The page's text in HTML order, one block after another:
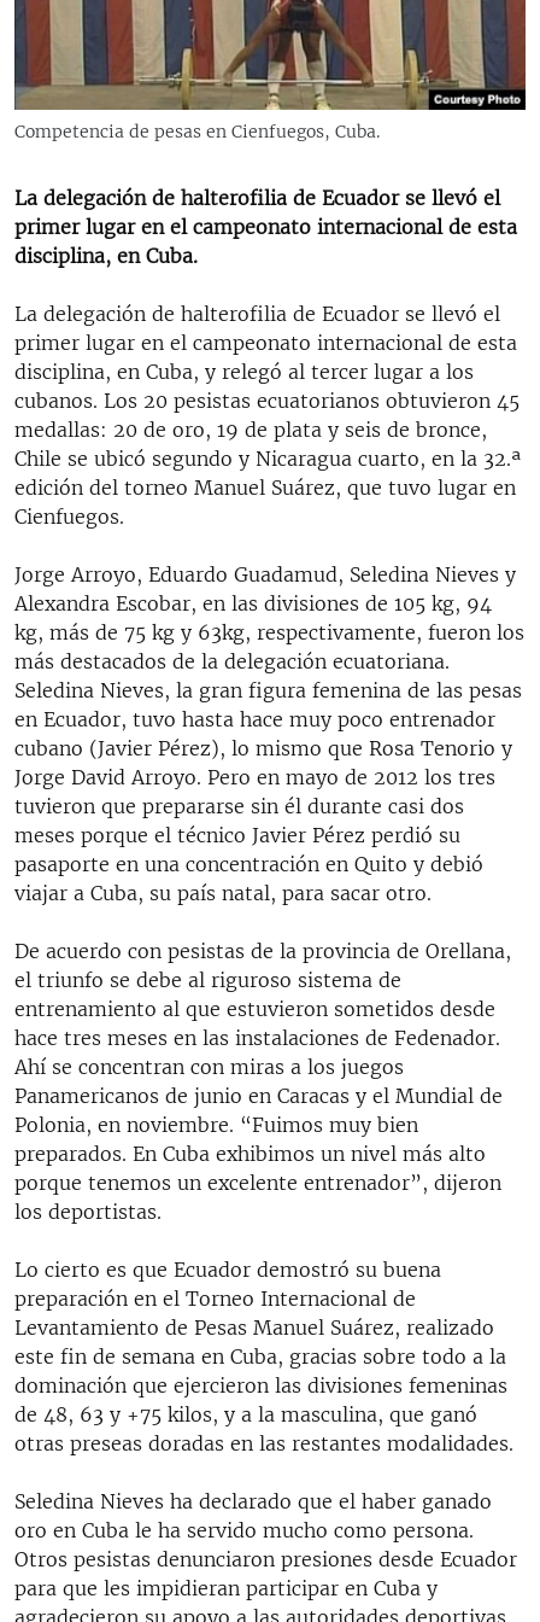
ESPECIALES
ESPECIALES
SER VIEJO EN CUBA
KENTU-CUBANO
DESINFORMACIÓN RUSA EN AMÉRICA LATINA
LA INVASIÓN DE RUSIA A UCRANIA
MULTIMEDIA
SÍGUENOS
Competencia de pesas en Cienfuegos, Cuba.
La delegación de halterofilia de Ecuador se llevó el
primer lugar en el campeonato internacional de esta
disciplina, en Cuba.
La delegación de halterofilia de Ecuador se llevó el
primer lugar en el campeonato internacional de esta
disciplina, en Cuba, y relegó al tercer lugar a los
cubanos. Los 20 pesistas ecuatorianos obtuvieron 45
medallas: 20 de oro, 19 de plata y seis de bronce,
Chile se ubicó segundo y Nicaragua cuarto, en la 32.ª
edición del torneo Manuel Suárez, que tuvo lugar en
Cienfuegos.
Jorge Arroyo, Eduardo Guadamud, Seledina Nieves y
Alexandra Escobar, en las divisiones de 105 kg, 94
kg, más de 75 kg y 63kg, respectivamente, fueron los
más destacados de la delegación ecuatoriana.
Seledina Nieves, la gran figura femenina de las pesas
en Ecuador, tuvo hasta hace muy poco entrenador
cubano (Javier Pérez), lo mismo que Rosa Tenorio y
Jorge David Arroyo. Pero en mayo de 2012 los tres
tuvieron que prepararse sin él durante casi dos
meses porque el técnico Javier Pérez perdió su
pasaporte en una concentración en Quito y debió
viajar a Cuba, su país natal, para sacar otro.
De acuerdo con pesistas de la provincia de Orellana,
el triunfo se debe al riguroso sistema de
entrenamiento al que estuvieron sometidos desde
hace tres meses en las instalaciones de Fedenador.
Ahí se concentran con miras a los juegos
Panamericanos de junio en Caracas y el Mundial de
Polonia, en noviembre. “Fuimos muy bien
preparados. En Cuba exhibimos un nivel más alto
porque tenemos un excelente entrenador”, dijeron
los deportistas.
Lo cierto es que Ecuador demostró su buena
preparación en el Torneo Internacional de
Levantamiento de Pesas Manuel Suárez, realizado
este fin de semana en Cuba, gracias sobre todo a la
dominación que ejercieron las divisiones femeninas
de 48, 63 y +75 kilos, y a la masculina, que ganó
otras preseas doradas en las restantes modalidades.
Seledina Nieves ha declarado que el haber ganado
oro en Cuba le ha servido mucho como persona.
Otros pesistas denunciaron presiones desde Ecuador
para que les impidieran participar en Cuba y
agradecieron su apoyo a las autoridades deportivas